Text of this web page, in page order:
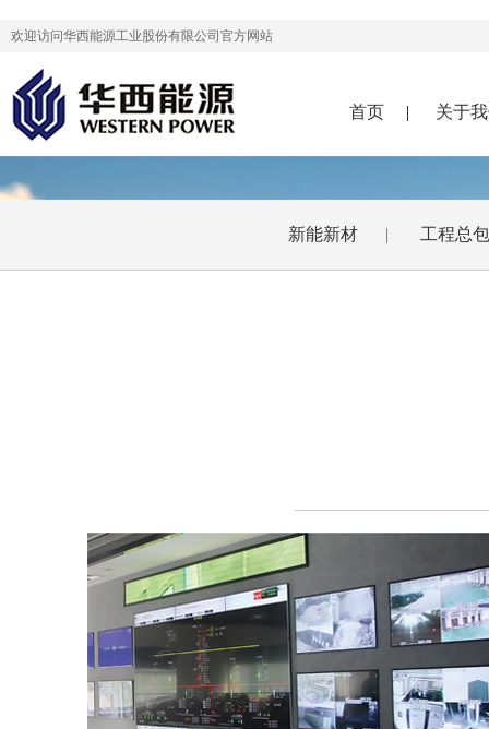
欢迎访问华西能源工业股份有限公司官方网站
首页 | 关于
新能新材 | 工程总包